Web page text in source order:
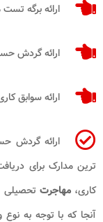
ارائه برگه
ارائه گردش
ارائه سوابق
ارائه گردش
ترین مدارک برای
کاری،مهاجرت تحصیلی
آنجا که با توجه به نوع